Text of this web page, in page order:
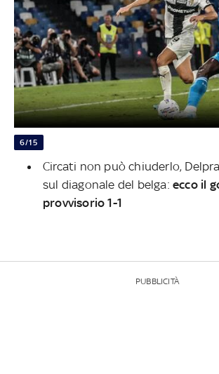
6/15
Circati non può chiuderlo,
sul diagonale del belga: ecco il
provvisorio 1-1
PUBBLICITÀ